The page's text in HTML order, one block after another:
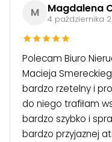
M Magdalena
4 października
Polecam Biuro
Macieja
bardzo rzetelny i
do niego trafiłam
bardzo szybko i
bardzo przyjaznej